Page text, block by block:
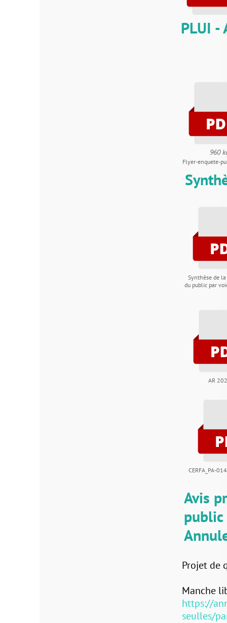
PLUI -
Flyer-enquete-publique_PLUI
Synthèse
Synthèse de la participation
du public par voie électronique
CERFA_PA-014-355-23-
Avis
public par
Annule et
Projet de quartier
Manche libre:
https://
seulles/